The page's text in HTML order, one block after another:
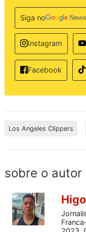
Siga no
Instagram
Facebook
Los Angeles Clippers
sobre o autor